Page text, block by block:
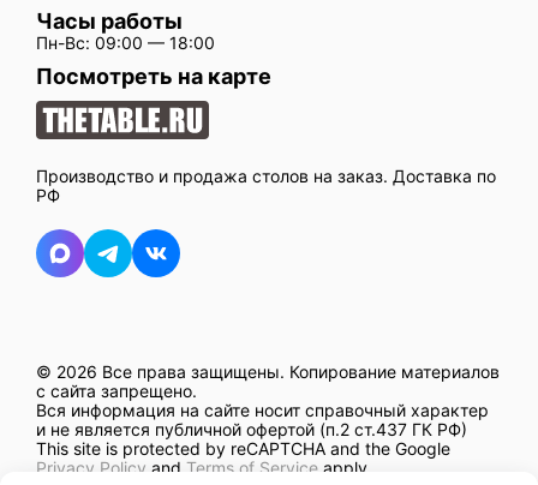
Производство и продажа столов на заказ. Доставка по
РФ
Часы работы
Пн-Вс: 09:00 — 18:00
Посмотреть на карте
© 2026 Все права защищены. Копирование материалов
с сайта запрещено.
Вся информация на сайте носит справочный характер
и не является публичной офертой (п.2 ст.437 ГК РФ)
This site is protected by reCAPTCHA and the Google
Privacy Policy and Terms of Service apply.